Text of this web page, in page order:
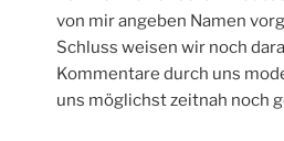
von mir angeben Namen
Schluss weisen wir noch
Kommentare durch uns
uns möglichst zeitnah noch